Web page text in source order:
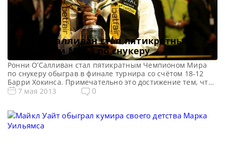
Ронни О’Салливан стал пятикратным
Чемпионом Мира по снукеру
Ронни О’Салливан стал пятикратным Чемпионом Мира
по снукеру обыграв в финале турнира со счётом 18-12
Барри Хокинса. Примечательно это достижение тем, что
Ронни не имел игровой практики весь сезон, сделав
сезона Ронни с лёгкостью обыгрывал всех своих
соперников на […]
7 мая 2013 0